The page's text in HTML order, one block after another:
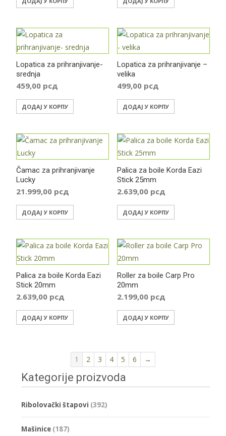
страници
Lopatica za prihranjivanje-
srednja
459,00 рсд
ДОДАЈ У КОРПУ
Lopatica za prihranjivanje –
velika
499,00 рсд
ДОДАЈ У КОРПУ
Čamac za prihranjivanje
Lucky
21.999,00 рсд
ДОДАЈ У КОРПУ
Palica za boile Korda Eazi
Stick 25mm
2.639,00 рсд
ДОДАЈ У КОРПУ
Palica za boile Korda Eazi
Stick 20mm
2.639,00 рсд
ДОДАЈ У КОРПУ
Roller za boile Carp Pro
20mm
2.199,00 рсд
ДОДАЈ У КОРПУ
1 2 3 4 5 6 →
Kategorije proizvoda
Ribolovački štapovi (392)
Mašinice (187)